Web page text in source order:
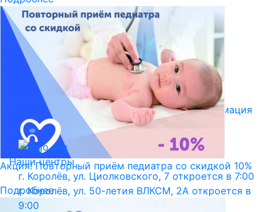
Акция! Повторный приём педиатра со скидкой 10%
Подробнее
Библиотека пациента
Правовая информация
Версия для слабовидящих
Наши центры
г. Королёв, ул. Циолковского, 7 откроется в 7:00
г. Королёв, ул. 50-летия ВЛКСМ, 2А откроется в
9:00